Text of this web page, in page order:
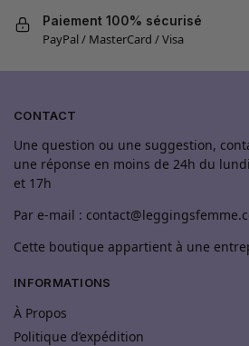
Paiement 100% sécurisé
PayPal / MasterCard / Visa
CONTACT
Une question ou une suggestion,
une réponse en moins de 24h du
et 17h
Par e-mail :
Cette boutique appartient à une
INFORMATIONS
À Propos
Politique d’expédition